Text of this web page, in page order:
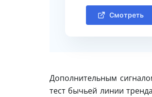
Смотреть
Дополнительным
тест бычьей линии